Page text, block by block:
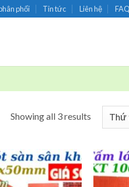
phối Tin tức Liên hệ FAQ
Showing all 3 results